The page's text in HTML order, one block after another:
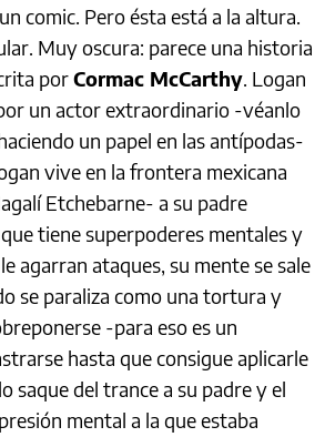
comic. Pero ésta está a la altura.
Muy oscura: parece una historia
porCormac McCarthy. Logan
un actor extraordinario -véanlo
un papel en las antípodas-
vive en la frontera mexicana
Etchebarne- a su padre
tiene superpoderes mentales y
agarran ataques, su mente se sale
se paraliza como una tortura y
-para eso es un
hasta que consigue aplicarle
saque del trance a su padre y el
mental a la que estaba